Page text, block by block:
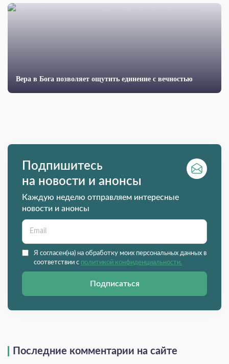
Вера в Бога позволяет ощутить единение с вечностью
Подпишитесь
на новости и анонсы
Каждую неделю отправляем интересные
новости и анонсы
Я согласен(на) на обработку моих персональных данных в
соответствии с политикой конфиденциальности.
Подписаться
Последние комментарии на сайте